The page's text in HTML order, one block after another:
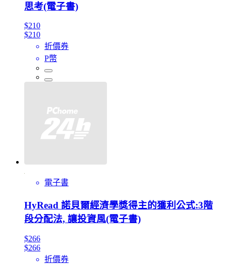
思考(電子書)
$210
$210
折價券
P幣
電子書
HyRead 諾貝爾經濟學獎得主的獲利公式:3階
段分配法, 讓投資風(電子書)
$266
$266
折價券